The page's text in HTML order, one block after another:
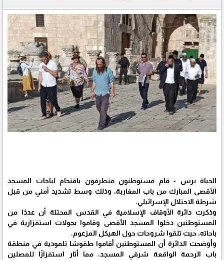
الحياة برس - قام مستوطنون متطرفون باقتحام لباحات المسجد
الأقصى المبارك من باب المغاربة، وذلك وسط تشديد أمني من قبل
شرطة الاحتلال الإسرائيلي.
وذكرت دائرة الأوقاف الإسلامية في القدس المحتلة أن عددًا من
المستوطنين دخلوا المسجد الأقصى وقاموا بجولات استفزازية في
باحاته، حيث تلقوا شروحات حول الهيكل المزعوم.
وأوضحت الدائرة أن المستوطنين أقاموا طقوسًا تلمودية في منطقة
باب الرحمة الواقعة شرقي المسجد، مما أثار استفزازًا للمصلين